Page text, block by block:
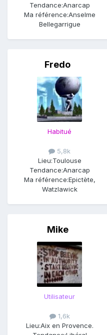
Tendance:Anarcap
Ma référence:Anselme
Bellegarrigue
Fredo
Habitué
5,8k
Lieu:Toulouse
Tendance:Anarcap
Ma référence:Epictète,
Watzlawick
Mike
Utilisateur
1,6k
Lieu:Aix en Provence.